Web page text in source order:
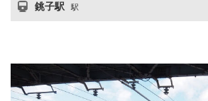
銚子駅 駅